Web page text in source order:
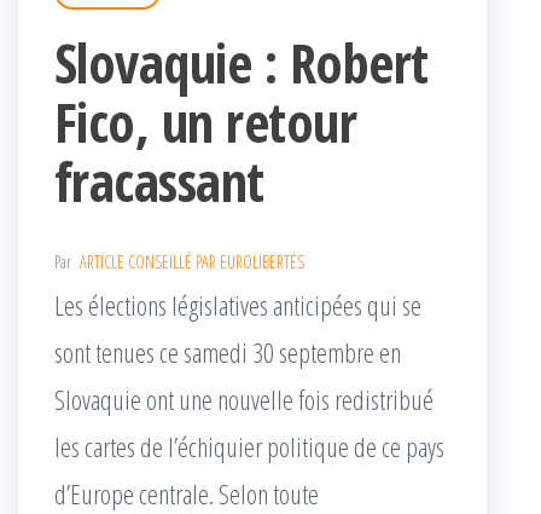
Slovaquie : Robert
Fico, un retour
fracassant
Par ARTICLE CONSEILLÉ PAR EUROLIBERTÉS
Les élections législatives anticipées qui se
sont tenues ce samedi 30 septembre en
Slovaquie ont une nouvelle fois redistribué
les cartes de l’échiquier politique de ce pays
d’Europe centrale. Selon toute